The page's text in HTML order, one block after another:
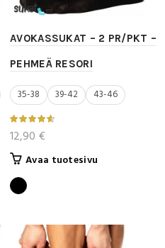
AVOKASSUKAT – 2 PR/PKT –
PEHMEÄ RESORI
35-38 39-42 43-46
12,90 €
Avaa tuotesivu
muunnelma.
Voit